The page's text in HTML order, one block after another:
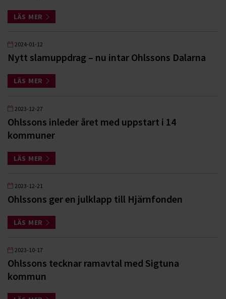
LÄS MER
2024-01-12
Nytt slamuppdrag – nu intar Ohlssons Dalarna
LÄS MER
2023-12-27
Ohlssons inleder året med uppstart i 14
kommuner
LÄS MER
2023-12-21
Ohlssons ger en julklapp till Hjärnfonden
LÄS MER
2023-10-17
Ohlssons tecknar ramavtal med Sigtuna
kommun